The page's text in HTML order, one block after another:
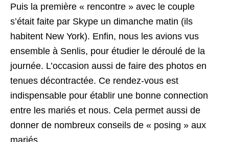
Puis la première « rencontre » avec le couple
s’était faite par Skype un dimanche matin (ils
habitent New York). Enfin, nous les avions vus
ensemble à Senlis, pour étudier le déroulé de la
journée. L’occasion aussi de faire des photos en
tenues décontractée. Ce rendez-vous est
indispensable pour établir une bonne connection
entre les mariés et nous. Cela permet aussi de
donner de nombreux conseils de « posing » aux
mariés.